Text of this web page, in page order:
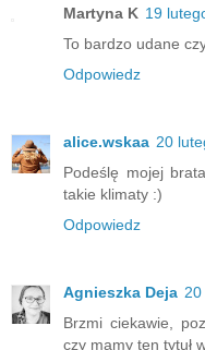
Martyna K 19
To bardzo udane
Odpowiedz
alice.wskaa 20
Podeślę mojej
takie klimaty :)
Odpowiedz
Agnieszka Deja
Brzmi ciekawie,
czy mamy ten tytuł